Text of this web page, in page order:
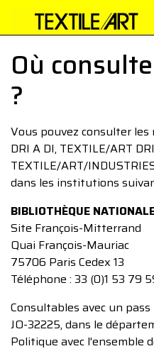
Où
?
Vous pouvez consulter les
DRI A DI, TEXTILE/ART
TEXTILE/ART/
dans les institutions
BIBLIOTHÈQUE
Site François-Mitterrand
Quai François-Mauriac
75706 Paris Cedex 13
Téléphone : 33 (0)1 53 79
Consultables avec un
JO-32225, dans le
Politique avec l'ensemble